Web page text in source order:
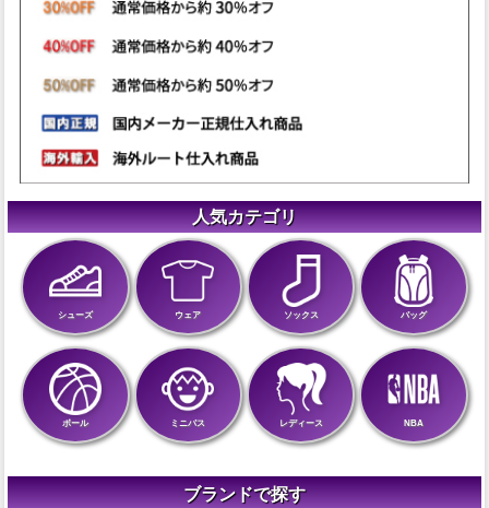
人気カテゴリ
シューズ ウェア ソックス バッグ
ボール ミニバス レディース NBA
ブランドで探す